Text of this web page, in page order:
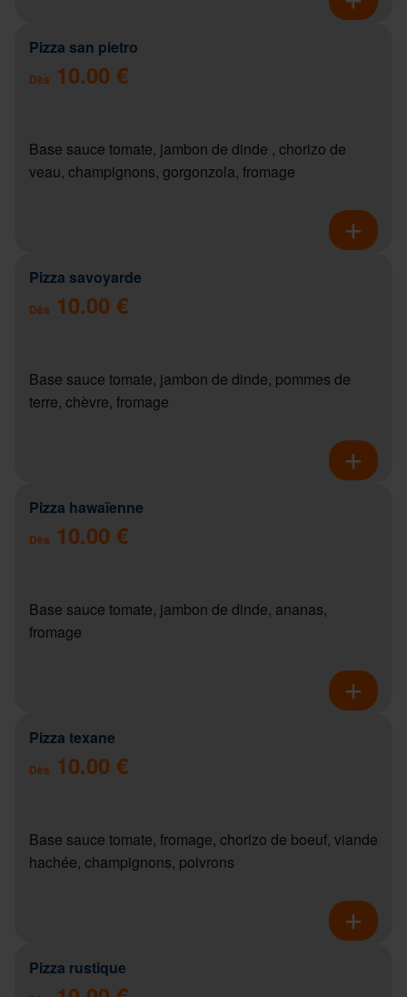
Pizza san pietro
Dès 10.00 €
Base sauce tomate, jambon de dinde , chorizo de
veau, champignons, gorgonzola, fromage
Pizza savoyarde
Dès 10.00 €
Base sauce tomate, jambon de dinde, pommes de
terre, chèvre, fromage
Pizza hawaïenne
Dès 10.00 €
Base sauce tomate, jambon de dinde, ananas,
fromage
Pizza texane
Dès 10.00 €
Base sauce tomate, fromage, chorizo de boeuf, viande
hachée, champignons, poivrons
Pizza rustique